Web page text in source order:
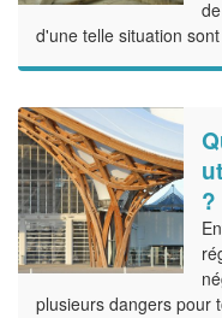
d'une telle situation
?
plusieurs dangers pour